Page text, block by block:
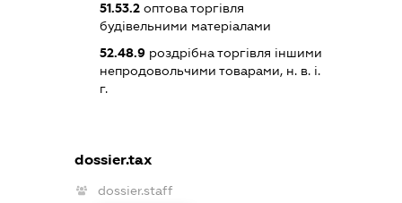
51.53.2 оптова торгівля
будівельними матеріалами
52.48.9 роздрібна торгівля іншими
непродовольчими товарами, н. в. і.
г.
dossier.tax
dossier.staff